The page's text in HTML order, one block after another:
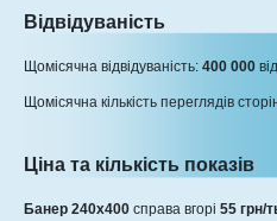
Відвідуваність
Щомісячна відвідуваність: 400 000
Щомісячна кількість переглядів
Ціна та кількість показів
Банер 240х400 справа вгорі 55 грн/